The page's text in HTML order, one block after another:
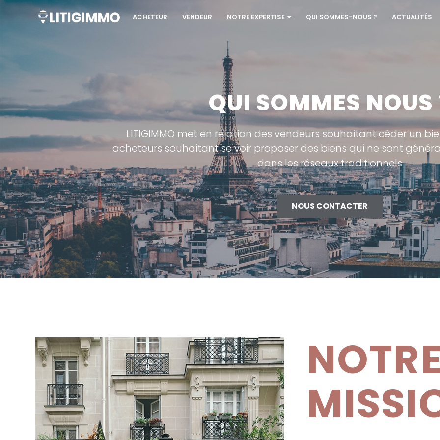
ACHETEUR VENDEUR NOTRE EXPERTISE QUI SOMMES-NOUS ? ACTUALITÉS
QUI SOMMES NOUS
LITIGIMMO met en relation des vendeurs souhaitant céder un
acheteurs souhaitant se voir proposer des biens qui ne sont
dans les réseaux traditionnels
NOUS CONTACTER